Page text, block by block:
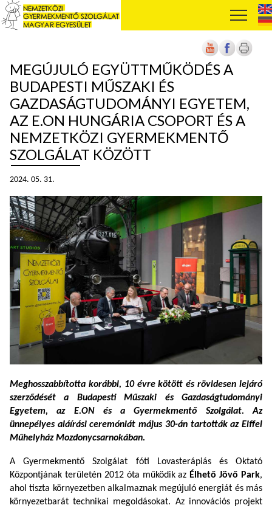
MEGÚJULÓ EGYÜTTMŰKÖDÉS A
BUDAPESTI MŰSZAKI ÉS
GAZDASÁGTUDOMÁNYI EGYETEM,
AZ E.ON HUNGÁRIA CSOPORT ÉS A
NEMZETKÖZI GYERMEKMENTŐ
SZOLGÁLAT KÖZÖTT
2024. 05. 31.
Meghosszabbította korábbi, 10 évre kötött és rövidesen lejáró
szerződését a Budapesti Műszaki és Gazdaságtudományi
Egyetem, az E.ON és a Gyermekmentő Szolgálat. Az
ünnepélyes aláírási ceremóniát május 30-án tartották az Eiffel
Műhelyház Mozdonycsarnokában.
A Gyermekmentő Szolgálat fóti Lovasterápiás és Oktató
Központjának területén 2012 óta működik az Élhető Jövő Park,
ahol tiszta környezetben alkalmaznak megújuló energiát és más
környezetbarát technikai megoldásokat. Az innovációs projekt